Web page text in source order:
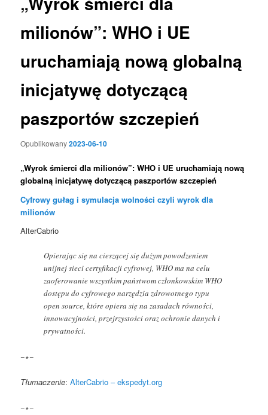
milionów”: WHO i UE
uruchamiają nową globalną
inicjatywę dotyczącą
paszportów szczepień
Opublikowany2023-06-10
„Wyrok śmierci dla milionów”: WHO i UE uruchamiają nową
globalną inicjatywę dotyczącą paszportów szczepień
Cyfrowy gułag i symulacja wolności czyli wyrok dla
milionów
AlterCabrio
Opierając się na cieszącej się dużym powodzeniem
unijnej sieci certyfikacji cyfrowej, WHO ma na celu
zaoferowanie wszystkim państwom członkowskim WHO
dostępu do cyfrowego narzędzia zdrowotnego typu
open source, które opiera się na zasadach równości,
innowacyjności, przejrzystości oraz ochronie danych i
prywatności.
−∗−
Tłumaczenie:AlterCabrio – ekspedyt.org
−∗−